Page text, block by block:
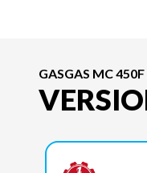
GASGAS MC